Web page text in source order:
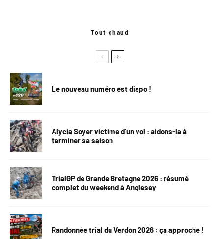
Tout chaud
Le nouveau numéro est dispo !
Alycia Soyer victime d’un vol : aidons-la à
terminer sa saison
TrialGP de Grande Bretagne 2026 : résumé
complet du weekend à Anglesey
Randonnée trial du Verdon 2026 : ça approche !